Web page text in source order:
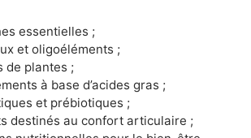
essentielles ;
et oligoéléments ;
de plantes ;
à base d’acides gras ;
et prébiotiques ;
destinés au confort articulaire ;